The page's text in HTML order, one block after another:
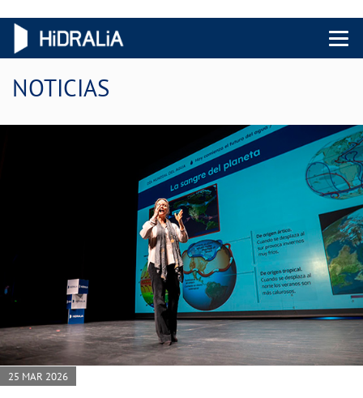
Menu
NOTICIAS
25 MAR 2026